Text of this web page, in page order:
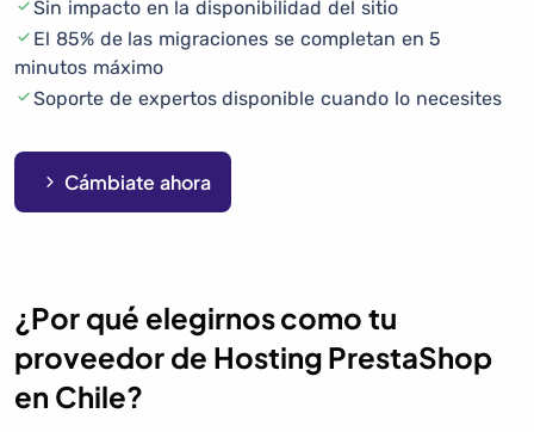
Sin impacto en la disponibilidad del sitio
El 85% de las migraciones se completan en 5
minutos máximo
Soporte de expertos disponible cuando lo necesites
Cámbiate ahora
¿Por qué elegirnos como tu
proveedor de Hosting PrestaShop
en Chile?